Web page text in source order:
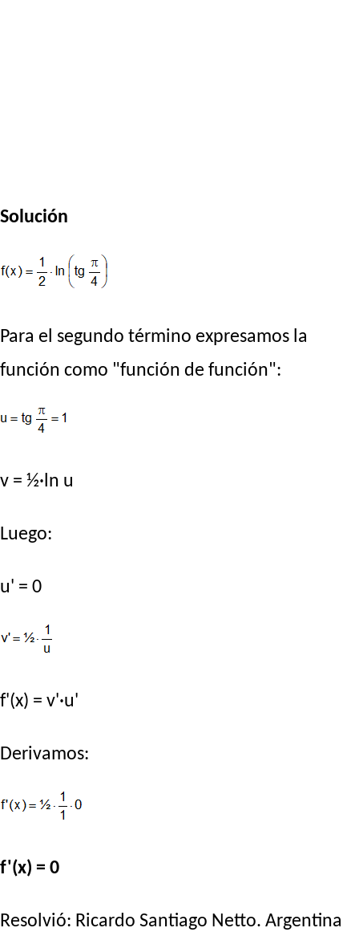
Solución
Para el segundo término expresamos la
función como "función de función":
v = ½·ln u
Luego:
u' = 0
f'(x) = v'·u'
Derivamos:
f'(x) = 0
Resolvió: Ricardo Santiago Netto. Argentina